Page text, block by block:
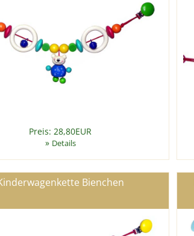
Preis: 28,80EUR
» Details
Bienchen